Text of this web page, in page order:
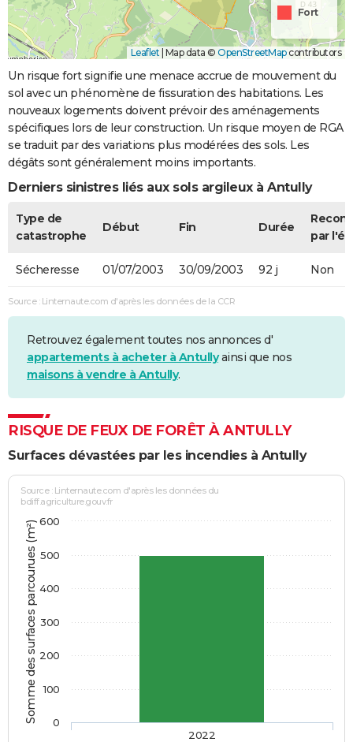
Fort
Leaflet | Map data © OpenStreetMapcontributors
Un risque fort signifie une menace accrue de mouvement du
sol avec un phénomène de fissuration des habitations. Les
nouveaux logements doivent prévoir des aménagements
spécifiques lors de leur construction. Un risque moyen de RGA
se traduit par des variations plus modérées des sols. Les
dégâts sont généralement moins importants.
Derniers sinistres liés aux sols argileux à Antully
Type de
catastrophe
Début Fin Durée
par
Sécheresse 01/07/2003 30/09/2003 92 j Non
Source : Linternaute.com d'après les données de la CCR
Retrouvez également toutes nos annonces d'
appartements à acheter à Antullyainsi que nos
maisons à vendre à Antully.
RISQUE DE FEUX DE FORÊT À ANTULLY
Surfaces dévastées par les incendies à Antully
Somme des surfaces parcourues (m²)
Source : Linternaute.com d'après les données du
bdiff.agriculture.gouv.fr
2022
0
100
200
300
400
500
600